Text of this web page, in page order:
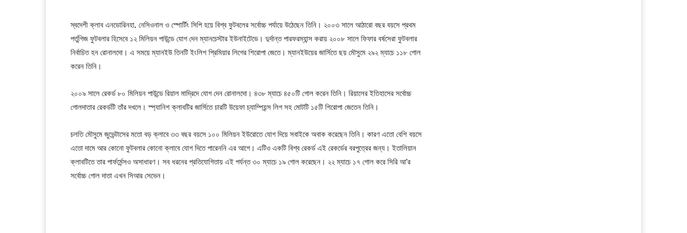
স্বদেশী ক্লাব এনডোরিনহা, নেসিওনাল ও স্পোর্টিং সিপি হয়ে বিশ্ব ফুটবলের সর্বোচ্চ পর্যায়ে উঠেছেন তিনি। ২০০৩ সালে আঠারো বছর বয়সে প্রথম
পর্তুগিজ ফুটবলার হিসেবে ১২ মিলিয়ন পাউন্ডে যোগ দেন ম্যানচেস্টার ইউনাইটেডে। দুর্দান্ত পারফরম্যান্স করায় ২০০৮ সালে ফিফার বর্ষসেরা ফুটবলার
নির্বাচিত হন রোনালদো। এ সময়ে ম্যানইউ তিনটি ইংলিশ প্রিমিয়ার লিগের শিরোপা জেতে। ম্যানইউয়ের জার্সিতে ছয় মৌসুমে ২৯২ ম্যাচে ১১৮ গোল
করেন তিনি।
২০০৯ সালে রেকর্ড ৮০ মিলিয়ন পাউন্ডে রিয়াল মাদ্রিদে যোগ দেন রোনালদো। ৪৩৮ ম্যাচে ৪৫০টি গোল করেন তিনি। রিয়ালের ইতিহাসের সর্বোচ্চ
গোলদাতার রেকর্ডটি তাঁর দখলে। স্প্যানিশ ক্লাবটির জার্সিতে চারটি উয়েফা চ্যাম্পিয়ন্স লিগ সহ মোটটি ১৫টি শিরোপা জেতেন তিনি।
চলতি মৌসুমে জুভেন্টাসের মতো বড় ক্লাবে ৩৩ বছর বয়সে ১০০ মিলিয়ন ইউরোতে যোগ দিয়ে সবাইকে অবাক করেছেন তিনি। কারণ এতো বেশি বয়সে
এতো দামে আর কোনো ফুটবলার কোনো ক্লাবে যোগ দিতে পারেননি এর আগে। এটিও একটি বিশ্ব রেকর্ড এই রেকর্ডের বরপুত্রের জন্য। ইতালিয়ান
ক্লাবটিতে তার পার্ফর্মেন্সও অসাধারণ। সব ধরনের প্রতিযোগিতায় এই পর্যন্ত ৩০ ম্যাচে ১৯ গোল করেছেন। ২২ ম্যাচে ১৭ গোল করে সিরি আ’র
সর্বোচ্চ গোল দাতা এখন সিআর সেভেন।